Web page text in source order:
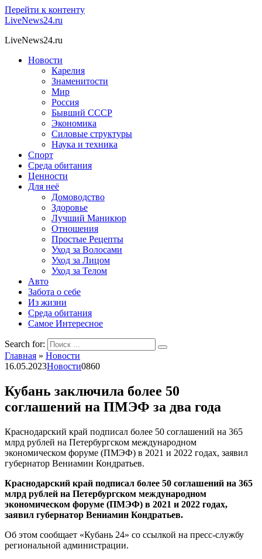
Перейти к контенту
LiveNews24.ru
LiveNews24.ru
Новости
Карелия
Знаменитости
Мир
Россия
Бывший СССР
Экономика
Силовые структуры
Наука и техника
Спорт
Среда обитания
Ценности
Для неё
Домоводство
Здоровье
Лучший Маникюр
Отношения
Простые Рецепты
Уход за Волосами
Уход за Лицом
Уход за Телом
Авто
Забота о себе
Из жизни
Среда обитания
Самое Интересное
Search for:
Главная » Новости
16.05.2023Новости0860
Кубань заключила более 50
соглашений на ПМЭФ за два года
Краснодарский край подписал более 50 соглашений на 365
млрд рублей на Петербургском международном
экономическом форуме (ПМЭФ) в 2021 и 2022 годах, заявил
губернатор Вениамин Кондратьев.
Краснодарский край подписал более 50 соглашений на 365
млрд рублей на Петербургском международном
экономическом форуме (ПМЭФ) в 2021 и 2022 годах,
заявил губернатор Вениамин Кондратьев.
Об этом сообщает «Кубань 24» со ссылкой на пресс-службу
региональной администрации.